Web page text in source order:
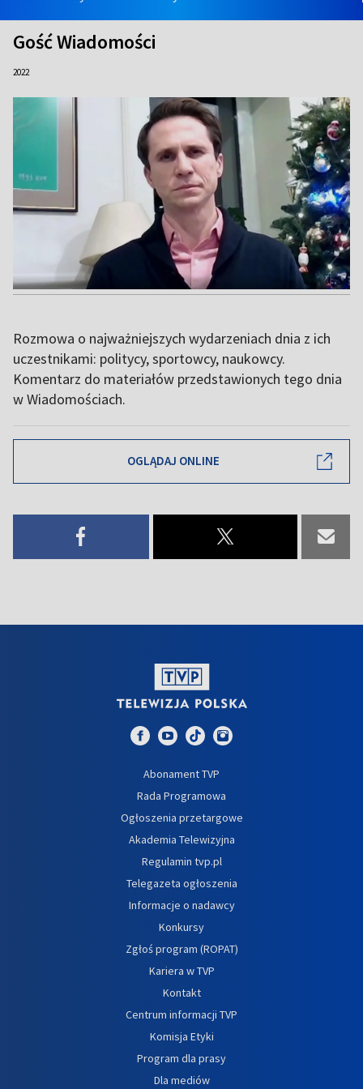
Gość Wiadomości
2022
Rozmowa o najważniejszych wydarzeniach dnia z ich
uczestnikami: politycy, sportowcy, naukowcy.
Komentarz do materiałów przedstawionych tego dnia
w Wiadomościach.
OGLĄDAJ ONLINE
Abonament TVP
Rada Programowa
Ogłoszenia przetargowe
Akademia Telewizyjna
Regulamin tvp.pl
Telegazeta ogłoszenia
Informacje o nadawcy
Konkursy
Zgłoś program (ROPAT)
Kariera w TVP
Kontakt
Centrum informacji TVP
Komisja Etyki
Program dla prasy
Dla mediów